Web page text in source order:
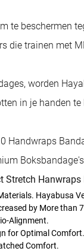
te beschermen
die trainen met
worden
in je handen
Handwraps
Stretch Hanwraps
Hayabusa
by More than
Alignment.
for Optimal Comfort.
Comfort.